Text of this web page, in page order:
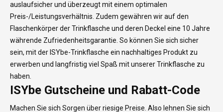
auslaufsicher und überzeugt mit einem optimalen
Preis-/Leistungsverhältnis. Zudem gewähren wir auf den
Flaschenkörper der Trinkflasche und deren Deckel eine 10 Jahre
währende Zufriedenheitsgarantie. So können Sie sich sicher
sein, mit der ISYbe-Trinkflasche ein nachhaltiges Produkt zu
erwerben und langfristig viel Spaß mit unserer Trinkflasche zu
haben.
ISYbe Gutscheine und Rabatt-Code
Machen Sie sich Sorgen über riesige Preise. Also lehnen Sie sich